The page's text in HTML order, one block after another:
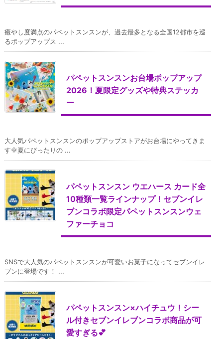
癒やし度満点のパペットスンスンが、過去最多となる全国12都市を巡
るポップアップス ...
パペットスンスンお台場ポップアップ
2026！夏限定グッズや特典ステッカ
ー
大人気パペットスンスンのポップアップストアがお台場にやってきま
す🌞夏にぴったりの ...
パペットスンスン ウエハース カード全
10種類一覧ラインナップ！セブンイレ
ブンコラボ限定パペットスンスンウェ
ファーチョコ
SNSで大人気のパペットスンスンが可愛いお菓子になってセブンイレ
ブンに登場です！ ...
パペットスンスン×ハイチュウ！シー
ル付きセブンイレブンコラボ商品が可
愛すぎる💕